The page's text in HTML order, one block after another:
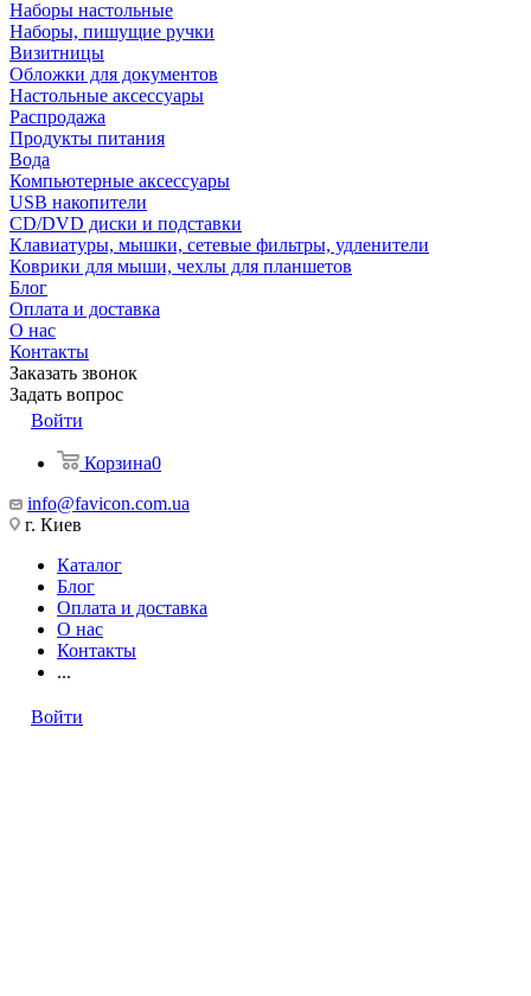
Наборы настольные
Наборы, пишущие ручки
Визитницы
Обложки для документов
Настольные аксессуары
Распродажа
Продукты питания
Вода
Компьютерные аксессуары
USB накопители
CD/DVD диски и подставки
Клавиатуры, мышки, сетевые фильтры, удленители
Коврики для мыши, чехлы для планшетов
Блог
Оплата и доставка
О нас
Контакты
Заказать звонок
Задать вопрос
Войти
Корзина0
info@favicon.com.ua
г. Киев
Каталог
Блог
Оплата и доставка
О нас
Контакты
...
Войти